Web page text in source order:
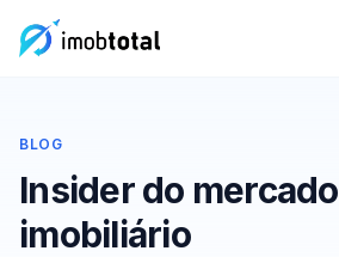
BLOG
Insider do mercado
imobiliário